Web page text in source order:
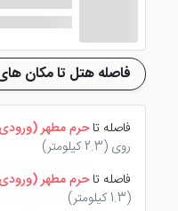
فاصله هتل تا مکان
فاصله تاحرم مطهر
روی (2.3 کیلومتر)
فاصله تاحرم مطهر (ورودی
(1.3 کیلومتر)